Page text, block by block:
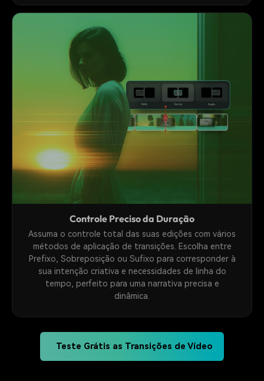
Controle Preciso da Duração
Assuma o controle total das suas edições com vários
métodos de aplicação de transições. Escolha entre
Prefixo, Sobreposição ou Sufixo para corresponder à
sua intenção criativa e necessidades de linha do
tempo, perfeito para uma narrativa precisa e
dinâmica.
Teste Grátis as Transições de Vídeo